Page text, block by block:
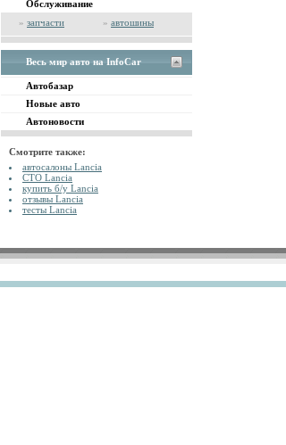
Обслуживание
» запчасти » автошины
Весь мир авто на InfoCar
Автобазар
Новые авто
Автоновости
Смотрите также:
автосалоны Lancia
СТО Lancia
купить б/у Lancia
отзывы Lancia
тесты Lancia